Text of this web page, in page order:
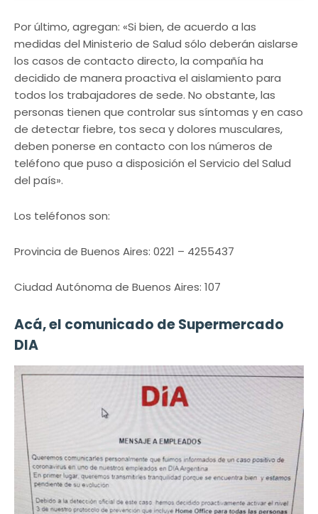
Por último, agregan: «Si bien, de acuerdo a las
medidas del Ministerio de Salud sólo deberán aislarse
los casos de contacto directo, la compañía ha
decidido de manera proactiva el aislamiento para
todos los trabajadores de sede. No obstante, las
personas tienen que controlar sus síntomas y en caso
de detectar fiebre, tos seca y dolores musculares,
deben ponerse en contacto con los números de
teléfono que puso a disposición el Servicio del Salud
del país».
Los teléfonos son:
Provincia de Buenos Aires: 0221 – 4255437
Ciudad Autónoma de Buenos Aires: 107
Acá, el comunicado de Supermercado
DIA